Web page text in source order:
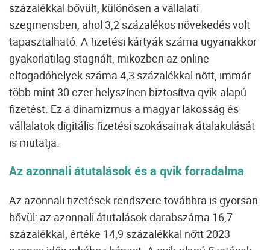
százalékkal bővült, különösen a vállalati
szegmensben, ahol 3,2 százalékos növekedés volt
tapasztalható. A fizetési kártyák száma ugyanakkor
gyakorlatilag stagnált, miközben az online
elfogadóhelyek száma 4,3 százalékkal nőtt, immár
több mint 30 ezer helyszínen biztosítva qvik-alapú
fizetést. Ez a dinamizmus a magyar lakosság és
vállalatok digitális fizetési szokásainak átalakulását
is mutatja.
Az azonnali átutalások és a qvik forradalma
Az azonnali fizetések rendszere továbbra is gyorsan
bővül: az azonnali átutalások darabszáma 16,7
százalékkal, értéke 14,9 százalékkal nőtt 2023